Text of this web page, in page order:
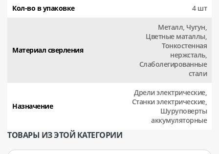
Кол-во в упаковке 4 шт
Материал сверления
Металл, Чугун,
Цветные маталлы,
Тонкостенная
нержсталь,
Слаболегированные
стали
Назначение
Дрели электрические,
Станки электрические,
Шуруповерты
аккумуляторные
ТОВАРЫ ИЗ ЭТОЙ КАТЕГОРИИ